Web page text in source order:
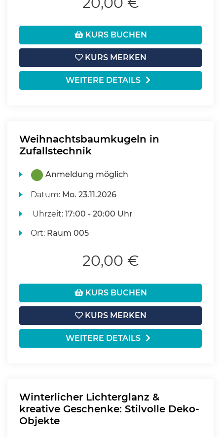
KURS BUCHEN
KURS MERKEN
WEITERE DETAILS
Weihnachtsbaumkugeln in
Zufallstechnik
Anmeldung möglich
Datum: Mo. 23.11.2026
Uhrzeit:17:00 - 20:00 Uhr
Ort: Raum 005
20,00 €
KURS BUCHEN
KURS MERKEN
WEITERE DETAILS
Winterlicher Lichterglanz &
kreative Geschenke: Stilvolle Deko-
Objekte